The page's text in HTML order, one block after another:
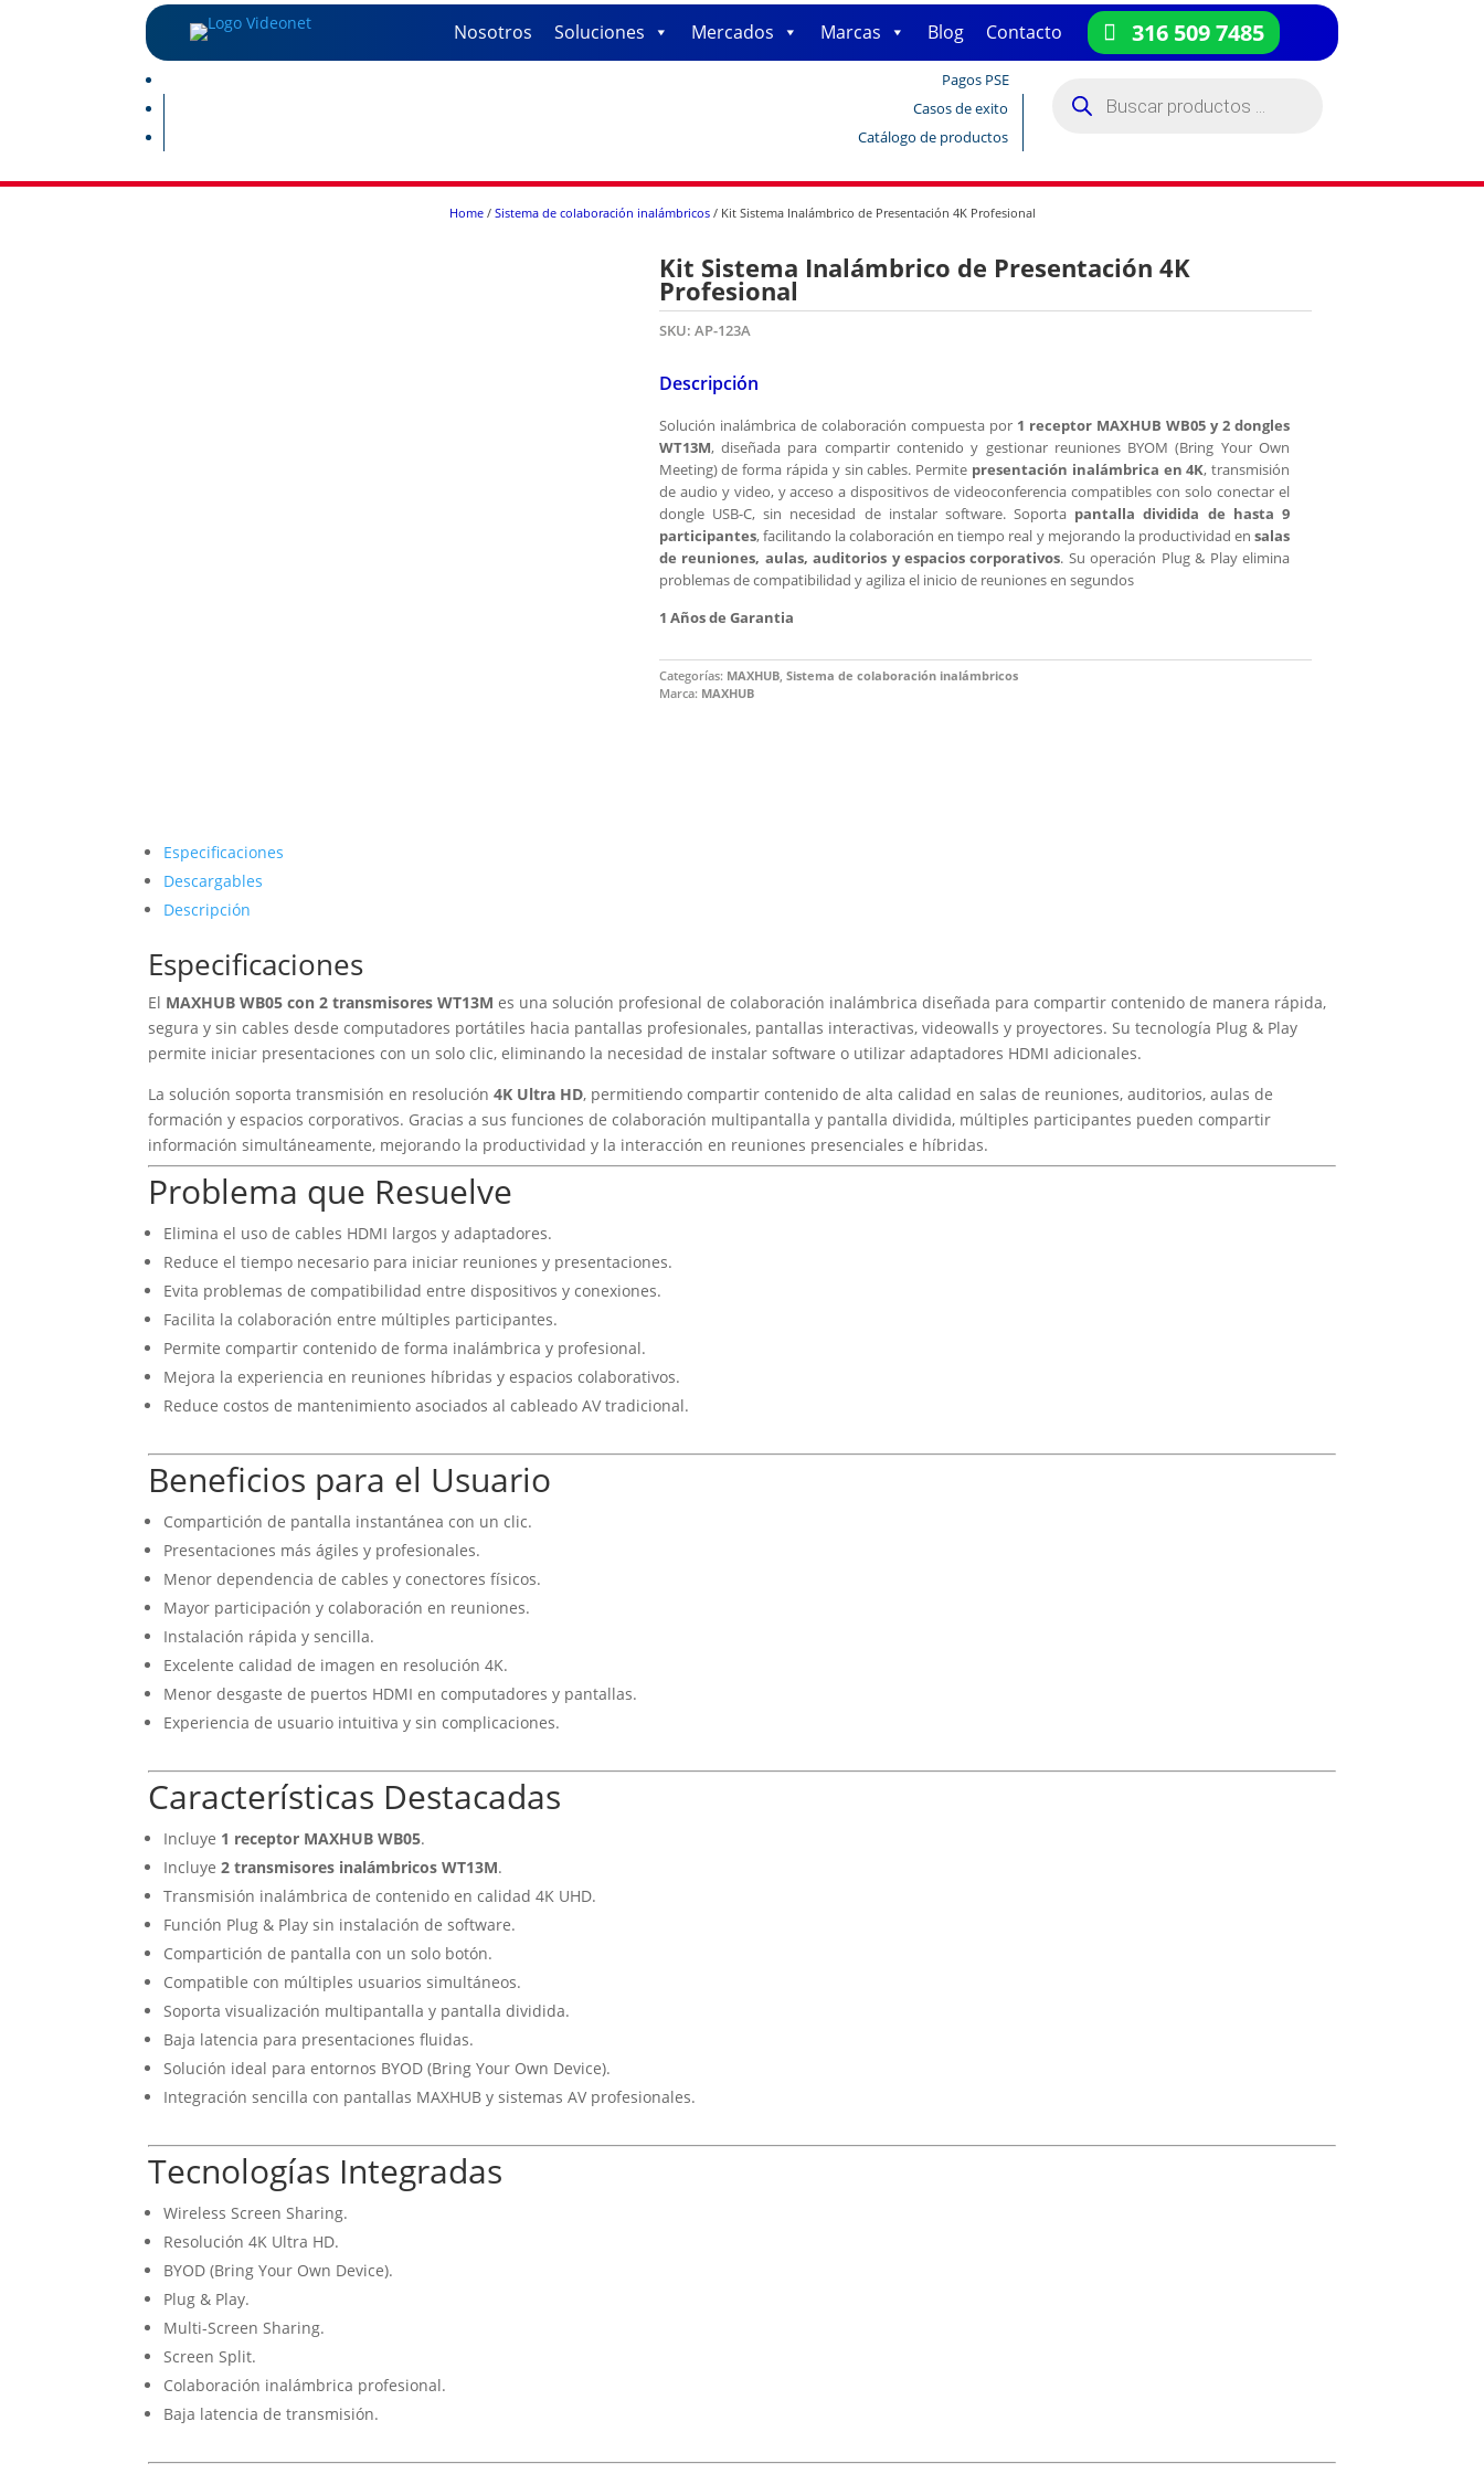
Nosotros Soluciones Mercados Marcas Blog Contacto 316 509 7485
Pagos PSE
Casos de exito
Catálogo de productos
productos
Home/ Sistema de colaboración inalámbricos/ Kit Sistema Inalámbrico de Presentación 4K Profesional
Kit Sistema Inalámbrico de Presentación 4K
Profesional
SKU: AP-123A
Descripción
Solución inalámbrica de colaboración compuesta por 1 receptor MAXHUB WB05 y 2 dongles
WT13M, diseñada para compartir contenido y gestionar reuniones BYOM (Bring Your Own
Meeting) de forma rápida y sin cables. Permite presentación inalámbrica en 4K, transmisión
de audio y video, y acceso a dispositivos de videoconferencia compatibles con solo conectar el
dongle USB-C, sin necesidad de instalar software. Soporta pantalla dividida de hasta 9
participantes, facilitando la colaboración en tiempo real y mejorando la productividad ensalas
de reuniones, aulas, auditorios y espacios corporativos. Su operación Plug & Play elimina
problemas de compatibilidad y agiliza el inicio de reuniones en segundos
1 Años de Garantia
Categorías: MAXHUB, Sistema de colaboración inalámbricos
Marca: MAXHUB
Especificaciones
Descargables
Descripción
Especificaciones
El MAXHUB WB05 con 2 transmisores WT13M es una solución profesional de colaboración inalámbrica diseñada para compartir contenido de manera rápida,
segura y sin cables desde computadores portátiles hacia pantallas profesionales, pantallas interactivas, videowalls y proyectores. Su tecnología Plug & Play
permite iniciar presentaciones con un solo clic, eliminando la necesidad de instalar software o utilizar adaptadores HDMI adicionales.
La solución soporta transmisión en resolución4K Ultra HD, permitiendo compartir contenido de alta calidad en salas de reuniones, auditorios, aulas de
formación y espacios corporativos. Gracias a sus funciones de colaboración multipantalla y pantalla dividida, múltiples participantes pueden compartir
información simultáneamente, mejorando la productividad y la interacción en reuniones presenciales e híbridas.
Problema que Resuelve
Elimina el uso de cables HDMI largos y adaptadores.
Reduce el tiempo necesario para iniciar reuniones y presentaciones.
Evita problemas de compatibilidad entre dispositivos y conexiones.
Facilita la colaboración entre múltiples participantes.
Permite compartir contenido de forma inalámbrica y profesional.
Mejora la experiencia en reuniones híbridas y espacios colaborativos.
Reduce costos de mantenimiento asociados al cableado AV tradicional.
Beneficios para el Usuario
Compartición de pantalla instantánea con un clic.
Presentaciones más ágiles y profesionales.
Menor dependencia de cables y conectores físicos.
Mayor participación y colaboración en reuniones.
Instalación rápida y sencilla.
Excelente calidad de imagen en resolución 4K.
Menor desgaste de puertos HDMI en computadores y pantallas.
Experiencia de usuario intuitiva y sin complicaciones.
Características Destacadas
Incluye 1 receptor MAXHUB WB05.
Incluye2 transmisores inalámbricos WT13M.
Transmisión inalámbrica de contenido en calidad 4K UHD.
Función Plug & Play sin instalación de software.
Compartición de pantalla con un solo botón.
Compatible con múltiples usuarios simultáneos.
Soporta visualización multipantalla y pantalla dividida.
Baja latencia para presentaciones fluidas.
Solución ideal para entornos BYOD (Bring Your Own Device).
Integración sencilla con pantallas MAXHUB y sistemas AV profesionales.
Tecnologías Integradas
Wireless Screen Sharing.
Resolución 4K Ultra HD.
BYOD (Bring Your Own Device).
Plug & Play.
Multi-Screen Sharing.
Screen Split.
Colaboración inalámbrica profesional.
Baja latencia de transmisión.